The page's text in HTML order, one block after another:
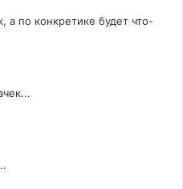
а по конкретике будет что-